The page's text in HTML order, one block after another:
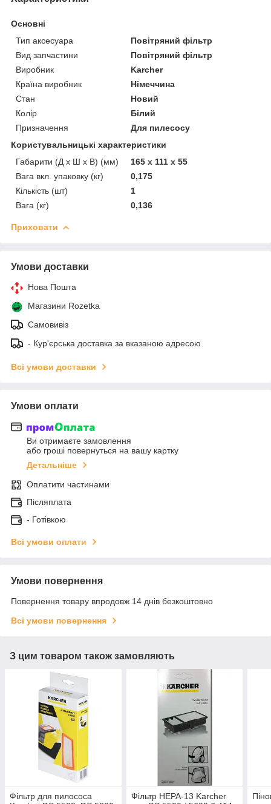
Основні
Тип аксесуара
Повітряний фільтр
Вид запчастини
Повітряний фільтр
Виробник
Karcher
Країна виробник
Німеччина
Стан
Новий
Колір
Білий
Призначення
Для пилесосу
Користувальницькі характеристики
Габарити (Д x Ш x В) (мм)
165 x 111 x 55
Вага вкл. упаковку (кг)
0,175
Кількість (шт)
1
Вага (кг)
0,136
Приховати
Умови доставки
Нова Пошта
Магазини Rozetka
Самовивіз
- Кур'єрська доставка за вказаною адресою
Всі умови доставки
Умови оплати
Ви отримаєте замовлення
або гроші повернуться на вашу картку
Детальніше
Оплатити частинами
Післяплата
- Готівкою
Всі умови оплати
Умови повернення
Повернення товару впродовж 14 днів безкоштовно
Всі умови повернення
З цим товаром також замовляють
Фільтр для пилососа
Фільтр HEPA-13 Karcher